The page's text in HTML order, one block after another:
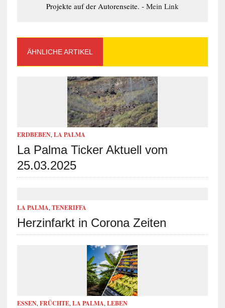
Projekte auf der Autorenseite. - Mein Link
ÄHNLICHE ARTIKEL
ERDBEBEN, LA PALMA
La Palma Ticker Aktuell vom
25.03.2025
LA PALMA, TENERIFFA
Herzinfarkt in Corona Zeiten
ESSEN, FRÜCHTE, LA PALMA, LEBEN